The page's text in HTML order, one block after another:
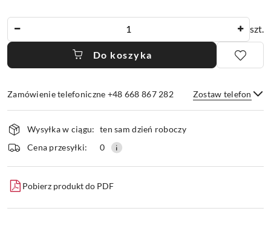
szt.
Do koszyka
Zamówienie telefoniczne +48 668 867 282 Zostaw telefon
Wyślij
Dostępność
i
dostawa
Wysyłka w ciągu: ten sam dzień roboczy
Cena przesyłki:
0
Pobierz produkt do PDF